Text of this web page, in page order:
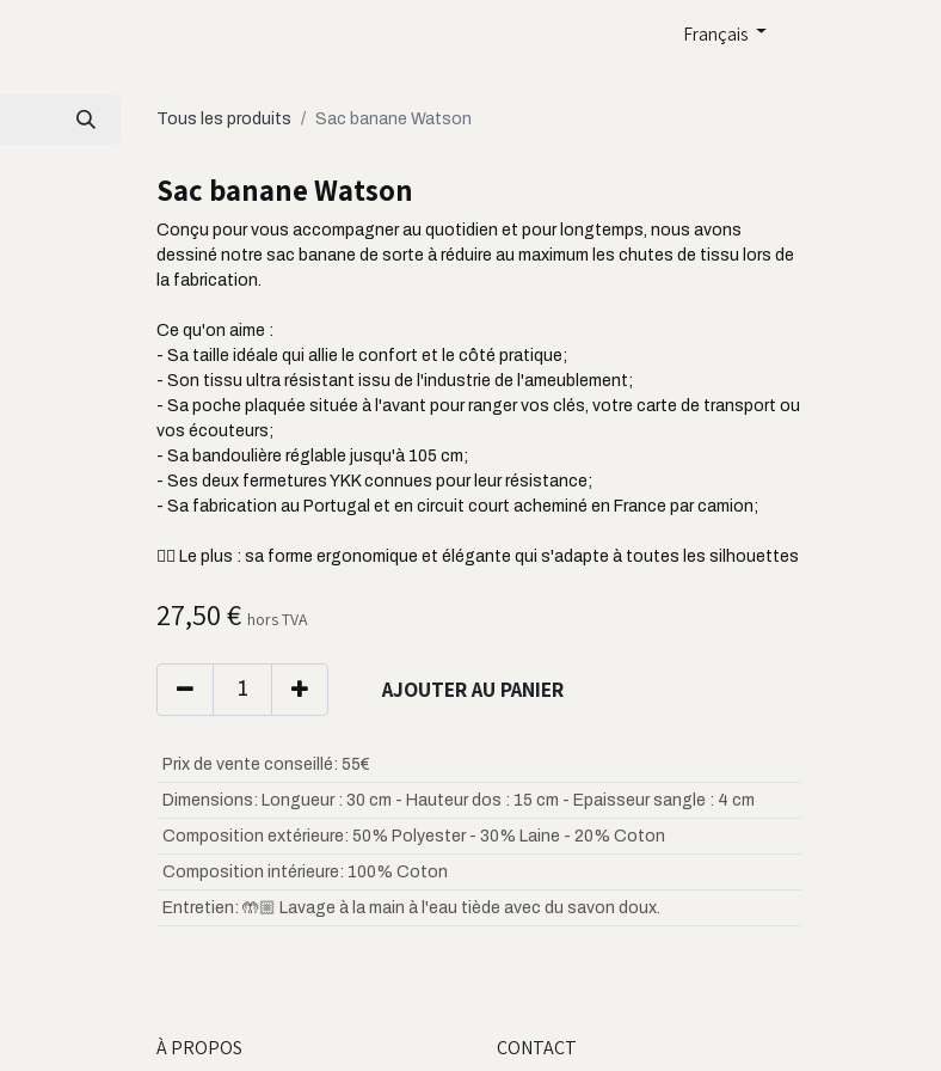
Français
Tous les produits Sac banane Watson
Sac banane Watson
Conçu pour vous accompagner au quotidien et pour longtemps, nous avons
dessiné notre sac banane de sorte à réduire au maximum les chutes de tissu lors de
la fabrication.
Ce qu'on aime :
- Sa taille idéale qui allie le confort et le côté pratique;
- Son tissu ultra résistant issu de l'industrie de l'ameublement;
- Sa poche plaquée située à l'avant pour ranger vos clés, votre carte de transport ou
vos écouteurs;
- Sa bandoulière réglable jusqu'à 105 cm;
- Ses deux fermetures YKK connues pour leur résistance;
- Sa fabrication au Portugal et en circuit court acheminé en France par camion;
👌🏼 Le plus : sa forme ergonomique et élégante qui s'adapte à toutes les silhouettes
27,50€ hors TVA
AJOUTER AU PANIER
Prix de vente conseillé: 55€
Dimensions: Longueur : 30 cm - Hauteur dos : 15 cm - Epaisseur sangle : 4 cm
Composition extérieure: 50% Polyester - 30% Laine - 20% Coton
Composition intérieure: 100% Coton
Entretien: 🤲🏼 Lavage à la main à l'eau tiède avec du savon doux.
À PROPOS CONTACT